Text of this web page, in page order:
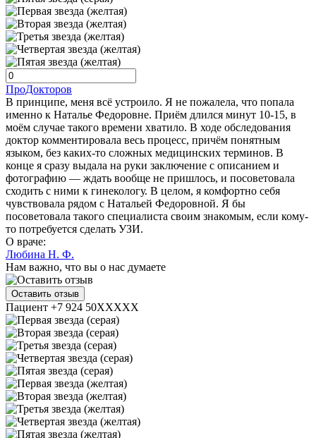
ПроДокторов
В принципе, меня всё устроило. Я не пожалела, что попала
именно к Наталье Федоровне. Приём длился минут 10-15, в
моём случае такого времени хватило. В ходе обследования
доктор комментировала весь процесс, причём понятным
языком, без каких-то сложных медицинских терминов. В
конце я сразу выдала на руки заключение с описанием и
фотографию — ждать вообще не пришлось, и посоветовала
сходить с ними к гинекологу. В целом, я комфортно себя
чувствовала рядом с Натальей Федоровной. Я бы
посоветовала такого специалиста своим знакомым, если кому-
то потребуется сделать УЗИ.
О враче:
Любина Н. Ф.
Нам важно, что вы о нас думаете
Оставить отзыв
Пациент +7 924 50XXXXX